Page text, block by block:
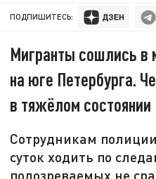
ПОДПИШИТЕСЬ:
Мигранты сошлись в
на юге Петербурга.
в тяжёлом состоянии
Сотрудникам
суток ходить по
подозреваемых не